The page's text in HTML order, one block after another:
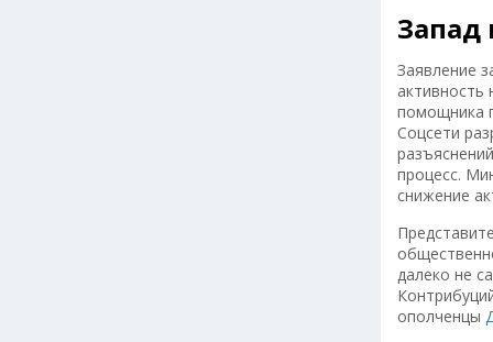
Запад
Заявление
активность
помощника
Соцсети
процесс.
снижение
далеко не
ополченцы